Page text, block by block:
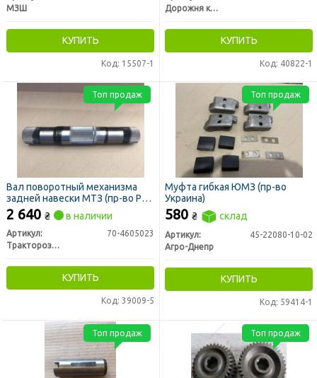
МЗШ
КУПИТЬ
Код: 15507-1
Дорожня карта
КУПИТЬ
Код: 40822-1
Вал поворотный механизма
задней навески МТЗ (пр-во РЗТ
г. Ромны)
2 640 ₴ в наличии
Артикул:
70-4605023
Тракторозапчасть г. Ромны
КУПИТЬ
Код: 39009-5
Топ продаж
Муфта гибкая ЮМЗ (пр-во
Украина)
580 ₴ склад
Артикул:
45-22080-10-02
Агро-Днепр
КУПИТЬ
Код: 59414-1
Топ продаж
Топ продаж Топ продаж